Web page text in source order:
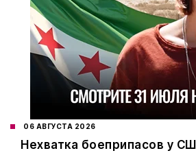
06 АВГУСТА 2026
Нехватка боеприпасов у